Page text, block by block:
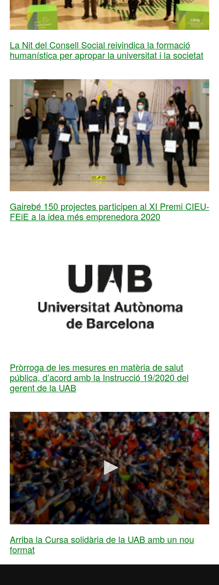
La Nit del Consell Social reivindica la formació
humanística per apropar la universitat i la societat
Gairebé 150 projectes participen al XI Premi CIEU-
FEiE a la idea més emprenedora 2020
Pròrroga de les mesures en matèria de salut
pública, d’acord amb la Instrucció 19/2020 del
gerent de la UAB
seconds
of
0
Arriba la Cursa solidària de la UAB amb un nou
format